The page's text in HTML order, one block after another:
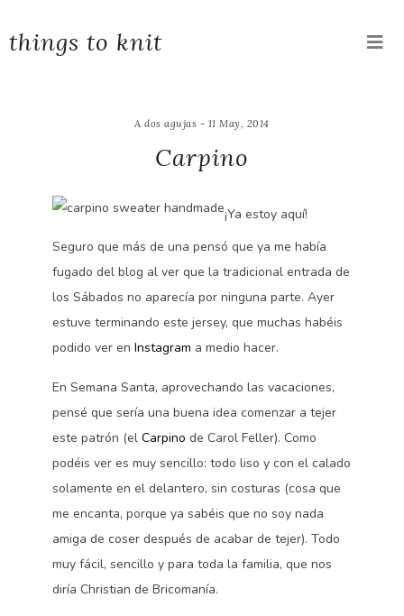
things to knit
A dos agujas - 11 May, 2014
Carpino
¡Ya estoy aquí!
Seguro que más de una pensó que ya me había
fugado del blog al ver que la tradicional entrada de
los Sábados no aparecía por ninguna parte. Ayer
estuve terminando este jersey, que muchas habéis
podido ver en Instagram a medio hacer.
En Semana Santa, aprovechando las vacaciones,
pensé que sería una buena idea comenzar a tejer
este patrón (el Carpino de Carol Feller). Como
podéis ver es muy sencillo: todo liso y con el calado
solamente en el delantero, sin costuras (cosa que
me encanta, porque ya sabéis que no soy nada
amiga de coser después de acabar de tejer). Todo
muy fácil, sencillo y para toda la familia, que nos
diría Christian de Bricomanía.